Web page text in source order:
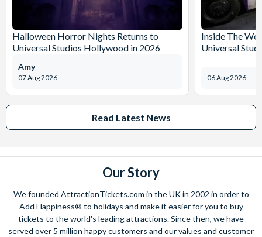
Halloween Horror Nights Returns to
Universal Studios Hollywood in 2026
07 Aug 2026
Amy
Inside The
Universal
06 Aug 2026
Read Latest News
Our Story
We founded AttractionTickets.com in the UK in 2002 in order to
Add Happiness® to holidays and make it easier for you to buy
tickets to the world's leading attractions. Since then, we have
served over 5 million happy customers and our values and customer